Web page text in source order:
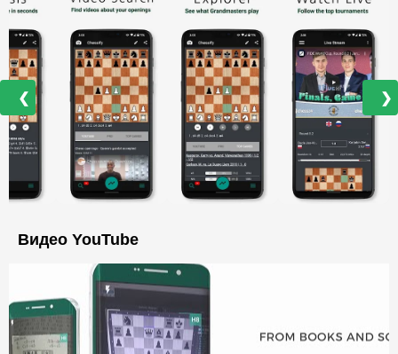
❮ ❯
Видео YouTube